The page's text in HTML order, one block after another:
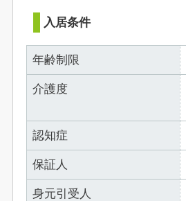
入居条件
年齢制限
介護度
認知症
保証人
身元引受人